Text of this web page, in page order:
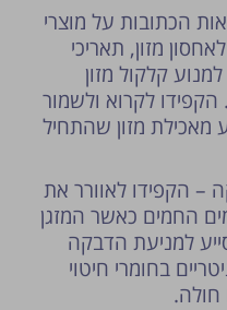
הכתובות על מוצרי
מזון, תאריכי
קלקול מזון
לקרוא ולשמור
מזון שהתחיל
– הקפידו לאוורר את
החמים כאשר המזגן
למניעת הדבקה
בחומרי חיטוי
חולה.